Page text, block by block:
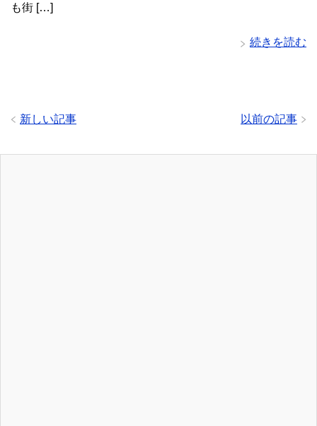
も街 […]
続きを読む
以前の記事
新しい記事